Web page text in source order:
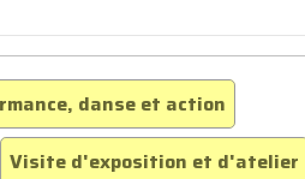
danse et action
Visite d'exposition et d'atelier